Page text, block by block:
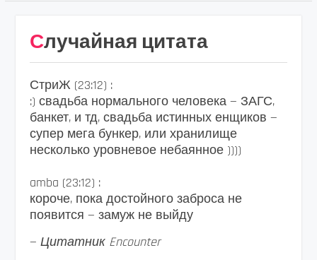
Случайная цитата
СтриЖ (23:12) :
:) свадьба нормального человека — ЗАГС,
банкет, и тд, свадьба истинных енщиков —
супер мега бункер, или хранилище
несколько уровневое небаянное ))))
amba (23:12) :
короче, пока достойного заброса не
появится — замуж не выйду
— Цитатник Encounter